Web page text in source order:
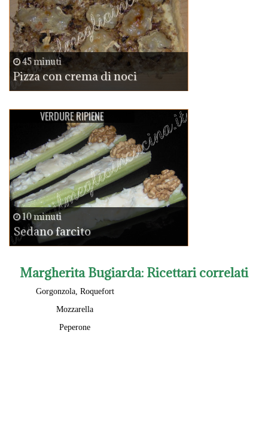
45 minuti
Pizza con crema di noci
VERDURE RIPIENE
10 minuti
Sedano farcito
Margherita Bugiarda: Ricettari correlati
Gorgonzola, Roquefort
Mozzarella
Peperone